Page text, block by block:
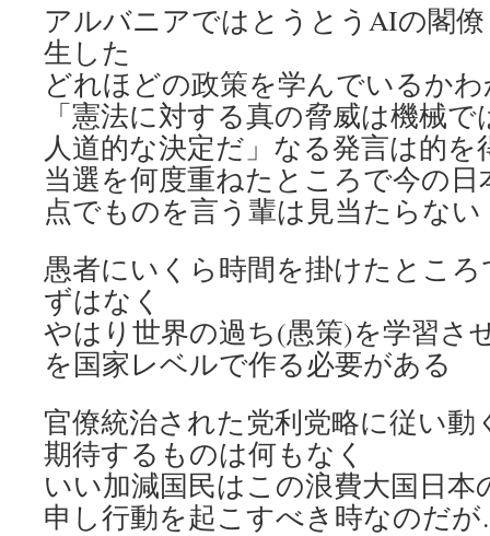
アルバニアではとうとうAIの閣
生した
どれほどの政策を学んでいるか
「憲法に対する真の脅威は機械
人道的な決定だ」なる発言は的を
当選を何度重ねたところで今の
点でものを言う輩は見当たらない
愚者にいくら時間を掛けたとこ
ずはなく
やはり世界の過ち(愚策)を学習さ
を国家レベルで作る必要がある
官僚統治された党利党略に従い動
期待するものは何もなく
いい加減国民はこの浪費大国日
申し行動を起こすべき時なのだ